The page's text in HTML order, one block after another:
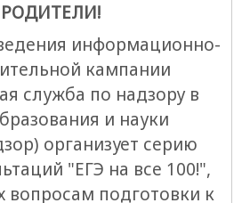
РОДИТЕЛИ!
информационно-
кампании
служба по надзору в
и науки
организует серию
"ЕГЭ на все 100!",
вопросам подготовки к